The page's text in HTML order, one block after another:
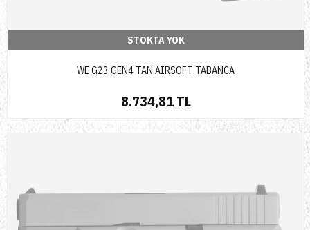
STOKTA YOK
WE G23 GEN4 TAN AIRSOFT TABANCA
8.734,81 TL